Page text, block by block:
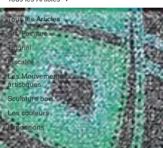
Tous les Articles
Art, Peinture
Tutoriel
Fiscalité
Les Mouvements
artistiques
Sculpture bois
Les couleurs
Expositions